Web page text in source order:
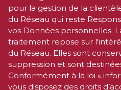
Réseau, que vos droits «
sont pas respectés, vous
réclamation à la CNIL. Nous
l’existence de la liste
téléphonique « Bloctel »,
vous inscrire ici :https://
cadre de la protection des
nous vous invitons à ne pas